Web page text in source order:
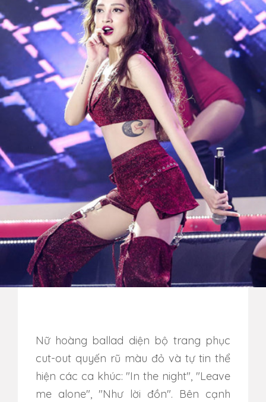
Nữ hoàng ballad diện bộ trang phục
cut-out quyến rũ màu đỏ và tự tin thể
hiện các ca khúc: "In the night", "Leave
me alone", "Như lời đồn". Bên cạnh